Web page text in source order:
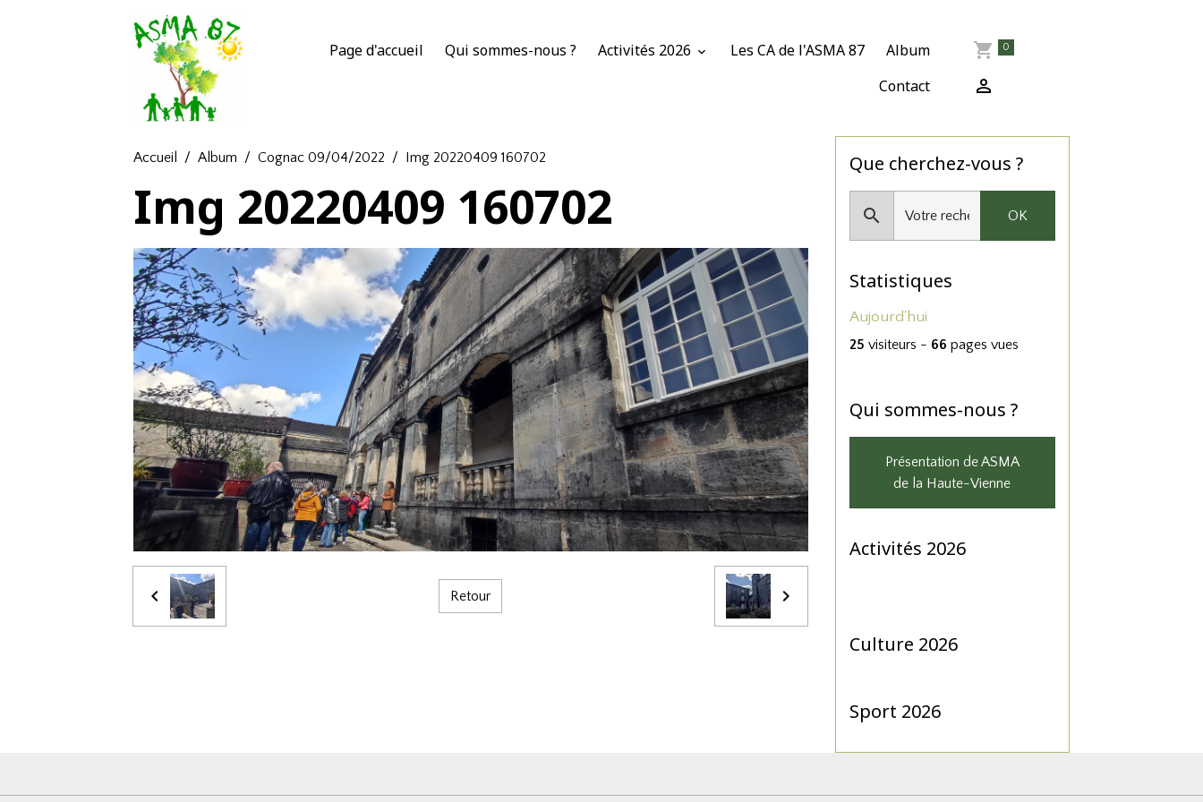
Page d'accueil Qui sommes-nous ? Activités 2026 Les CA de l'ASMA 87
Album
Contact
0
Accueil Album Cognac 09/04/2022 Img 20220409 160702
Img 20220409 160702
Retour
Que cherchez-vous ?
OK
Statistiques
Aujourd'hui
25 visiteurs - 66 pages vues
Qui sommes-nous ?
Présentation de ASMA
de la Haute-Vienne
Activités 2026
Culture 2026
Sport 2026